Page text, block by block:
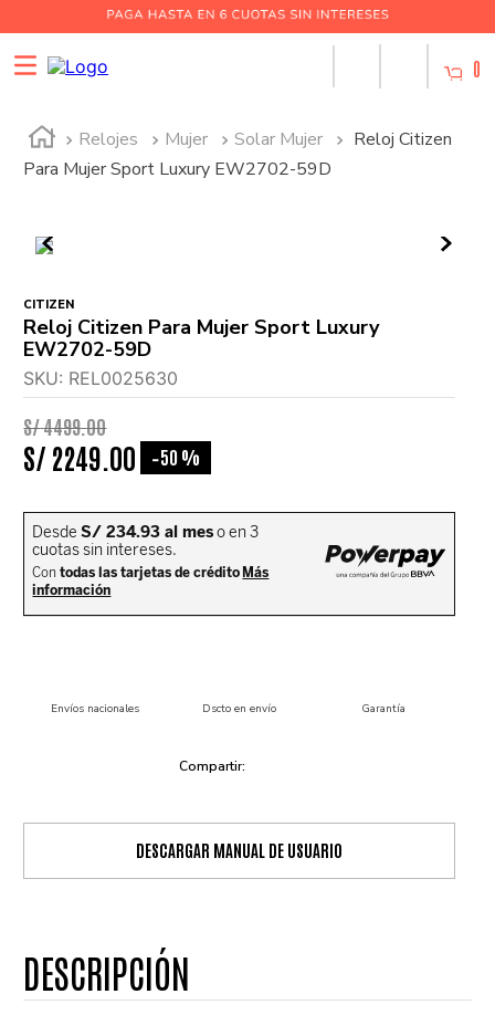
0
Relojes Mujer Solar Mujer
Reloj Citizen
Para Mujer Sport Luxury EW2702-59D
CITIZEN
Reloj Citizen Para Mujer Sport Luxury
EW2702-59D
SKU: REL0025630
S/4499.00
S/ 2249 00 -50 %
Envíos nacionales Dscto en envío Garantía
DESCARGAR MANUAL DE USUARIO